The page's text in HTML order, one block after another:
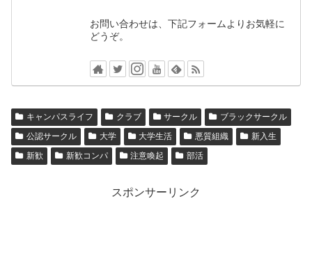
お問い合わせは、下記フォームよりお気軽に
どうぞ。
キャンパスライフ クラブ サークル
ブラックサークル
公認サークル
大学 大学生活 悪質組織
新入生
新歓
新歓コンパ 注意喚起 部活
スポンサーリンク